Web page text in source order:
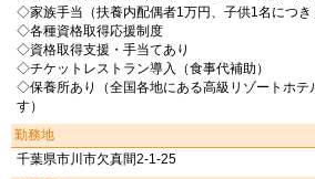
◇家族手当（扶養内配偶者1万円、子供1名につき
◇各種資格取得応援制度
◇資格取得支援・手当てあり
◇チケットレストラン導入（食事代補助）
◇保養所あり（全国各地にある高級リゾートホテ
す）
勤務地
千葉県市川市欠真間2-1-25